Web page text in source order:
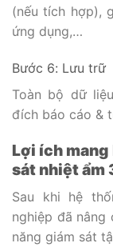
(nếu tích hợp),
ứng dụng,…
Bước 6: Lưu trữ
Toàn bộ dữ
đích báo cáo &
Lợi ích
sát nhiệt ẩm
Sau khi hệ
nghiệp đã nâng
năng giám sát